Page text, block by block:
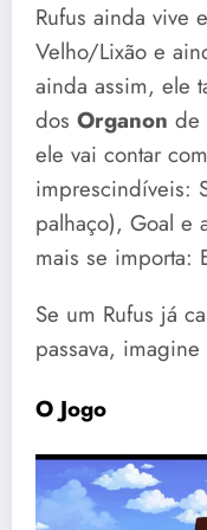
Rufus ainda vive
Velho/Lixão e
ainda assim, ele
dos Organon de
ele vai contar
imprescindíveis:
palhaço), Goal e
mais se importa:
Se um Rufus já
passava, imagine
O Jogo